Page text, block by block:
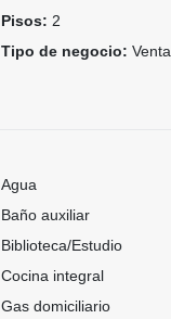
Pisos: 2
Tipo de negocio: Venta
Agua
Baño auxiliar
Biblioteca/Estudio
Cocina integral
Gas domiciliario